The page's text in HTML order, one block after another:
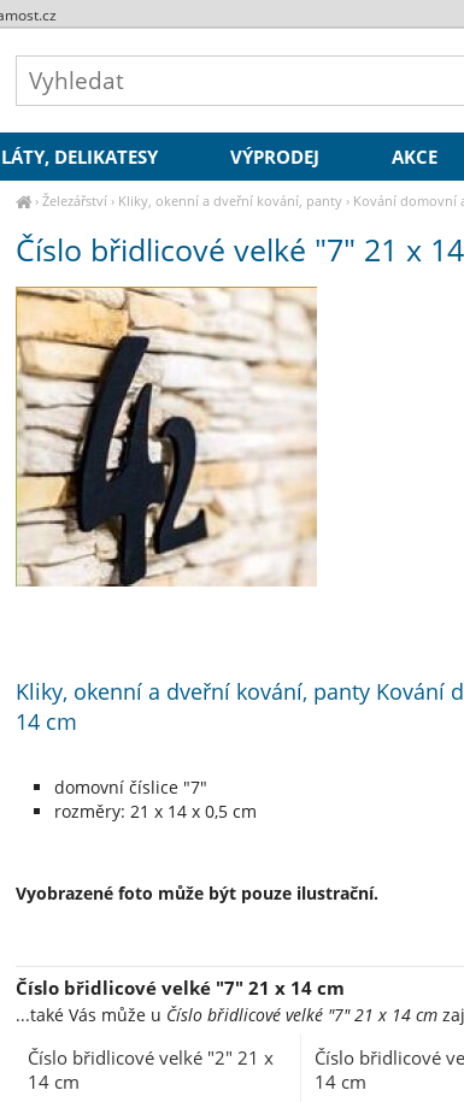
› Železářství› Kliky, okenní a dveřní kování, panty› Kování domovní
Číslo břidlicové velké "7" 21 x
Kliky, okenní a dveřní kování, panty Kování
14 cm
domovní číslice "7"
rozměry: 21 x 14 x 0,5 cm
Vyobrazené foto může být pouze ilustrační.
Číslo břidlicové velké "7" 21 x 14 cm
...také Vás může u Číslo břidlicové velké "7" 21 x 14 cm
Číslo břidlicové velké "2" 21 x
14 cm
Číslo břidlicové
14 cm
DELIKATESY VÝPRODEJ AKCE